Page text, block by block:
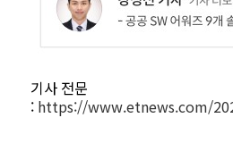
기사 전문
: https://www.etnews.com/